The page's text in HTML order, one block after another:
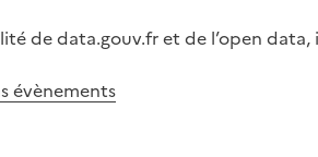
de data.gouv.fr et de l’open
évènements